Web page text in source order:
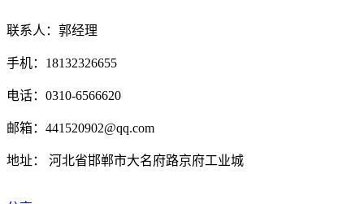
联系人：郭经理
手机：18132326655
电话：0310-6566620
邮箱：441520902@qq.com
地址： 河北省邯郸市大名府路京府工业城